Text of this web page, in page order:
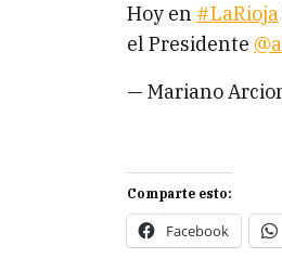
Hoy en #LaRioja
el Presidente
— Mariano
Comparte esto:
Facebook